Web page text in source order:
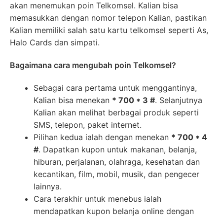
akan menemukan poin Telkomsel. Kalian bisa
memasukkan dengan nomor telepon Kalian, pastikan
Kalian memiliki salah satu kartu telkomsel seperti As,
Halo Cards dan simpati.
Bagaimana cara mengubah poin Telkomsel?
Sebagai cara pertama untuk menggantinya,
Kalian bisa menekan * 700 * 3 #. Selanjutnya
Kalian akan melihat berbagai produk seperti
SMS, telepon, paket internet.
Pilihan kedua ialah dengan menekan * 700 * 4
#. Dapatkan kupon untuk makanan, belanja,
hiburan, perjalanan, olahraga, kesehatan dan
kecantikan, film, mobil, musik, dan pengecer
lainnya.
Cara terakhir untuk menebus ialah
mendapatkan kupon belanja online dengan